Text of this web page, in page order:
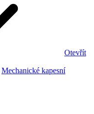
Otevřít
Mechanické kapesní